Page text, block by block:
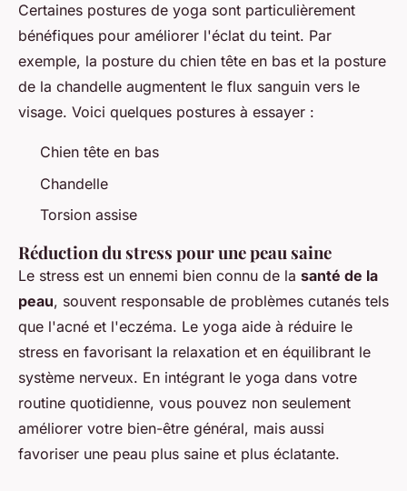
Certaines postures de yoga sont particulièrement
bénéfiques pour améliorer l'éclat du teint. Par
exemple, la posture du chien tête en bas et la posture
de la chandelle augmentent le flux sanguin vers le
visage. Voici quelques postures à essayer :
Chien tête en bas
Chandelle
Torsion assise
Réduction du stress pour une peau saine
Le stress est un ennemi bien connu de la santé de la
peau, souvent responsable de problèmes cutanés tels
que l'acné et l'eczéma. Le yoga aide à réduire le
stress en favorisant la relaxation et en équilibrant le
système nerveux. En intégrant le yoga dans votre
routine quotidienne, vous pouvez non seulement
améliorer votre bien-être général, mais aussi
favoriser une peau plus saine et plus éclatante.